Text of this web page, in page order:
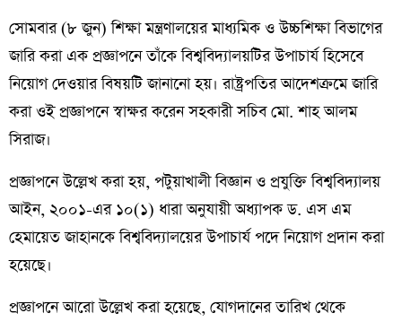
সোমবার (৮ জুন) শিক্ষা মন্ত্রণালয়ের মাধ্যমিক ও উচ্চশিক্ষা বিভাগের
জারি করা এক প্রজ্ঞাপনে তাঁকে বিশ্ববিদ্যালয়টির উপাচার্য হিসেবে
নিয়োগ দেওয়ার বিষয়টি জানানো হয়। রাষ্ট্রপতির আদেশক্রমে জারি
করা ওই প্রজ্ঞাপনে স্বাক্ষর করেন সহকারী সচিব মো. শাহ আলম
সিরাজ।
প্রজ্ঞাপনে উল্লেখ করা হয়, পটুয়াখালী বিজ্ঞান ও প্রযুক্তি বিশ্ববিদ্যালয়
আইন, ২০০১-এর ১০(১) ধারা অনুযায়ী অধ্যাপক ড. এস এম
হেমায়েত জাহানকে বিশ্ববিদ্যালয়ের উপাচার্য পদে নিয়োগ প্রদান করা
হয়েছে।
প্রজ্ঞাপনে আরো উল্লেখ করা হয়েছে, যোগদানের তারিখ থেকে